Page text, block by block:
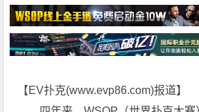
【EV扑克(www.evp86.com)报道】